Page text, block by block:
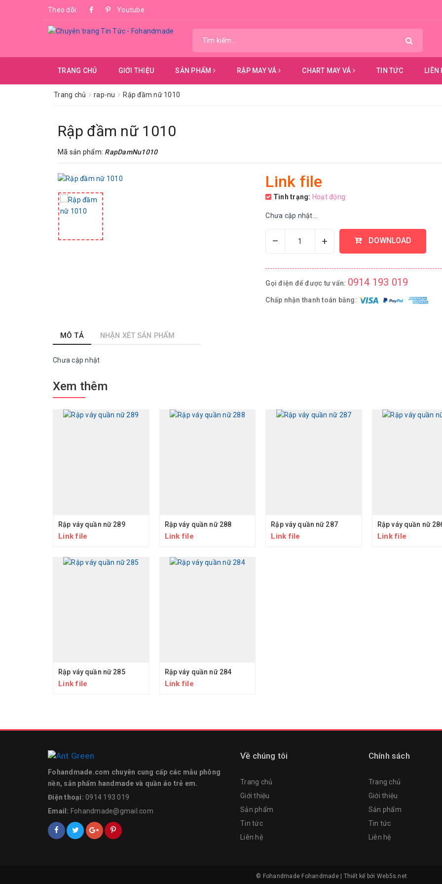
Theo dõi: Youtube
TRANG CHỦ GIỚI THIỆU SẢN PHẨM RẬP MAY VÁ CHART MAY VÁ TIN TỨC LIÊN
Trang chủ rap-nu Rập đầm nữ 1010
Rập đầm nữ 1010
Mã sản phẩm: RapDamNu1010
Link file
Tình trạng: Hoạt động
Chưa cập nhật...
– + DOWNLOAD
Gọi điện để được tư vấn: 0914 193 019
Chấp nhận thanh toán bằng:
MÔ TẢ NHẬN XÉT SẢN PHẨM
Chưa cập nhật
Xem thêm
Rập váy quần nữ 289
Link file
Rập váy quần nữ 288
Link file
Rập váy quần nữ 287
Link file
Rập váy quần nữ
Link file
Rập váy quần nữ 285
Link file
Rập váy quần nữ 284
Link file
Fohandmade.com chuyên cung cấp các mẫu phông
nền, sản phẩm handmade và quần áo trẻ em.
Điện thoại: 0914 193 019
Email: Fohandmade@gmail.com
Về chúng tôi
Trang chủ
Giới thiệu
Sản phẩm
Tin tức
Liên hệ
Chính sách
Trang chủ
Giới thiệu
Sản phẩm
Tin tức
Liên hệ
© Fohandmade Fohandmade Thiết kế bởi Web5s.net